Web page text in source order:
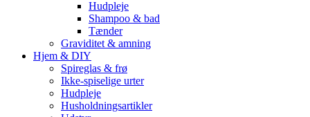
Hudpleje
Shampoo & bad
Tænder
Graviditet & amning
Hjem & DIY
Spireglas & frø
Ikke-spiselige urter
Hudpleje
Husholdningsartikler